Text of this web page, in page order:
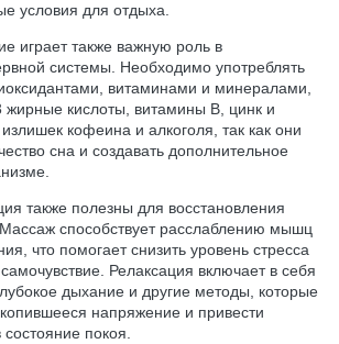
условия для отдыха.
играет также важную роль в
системы. Необходимо употреблять
витаминами и минералами,
жирные кислоты, витамины B, цинк и
кофеина и алкоголя, так как они
сна и создавать дополнительное
также полезны для восстановления
способствует расслаблению мышц
что помогает снизить уровень стресса
Релаксация включает в себя
дыхание и другие методы, которые
напряжение и привести
покоя.